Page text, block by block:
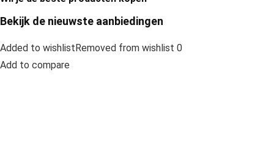
Bekijk de nieuwste aanbiedingen
Added to wishlistRemoved from wishlist 0
Add to compare